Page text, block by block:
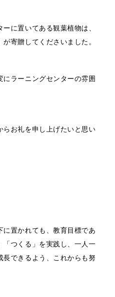
に置いてある観葉植物は、
寄贈してくださいました。
ラーニングセンターの雰囲
らお礼を申し上げたいと思い
置かれても、教育目標であ
「つくる」を実践し、一人一
長できるよう、これからも努